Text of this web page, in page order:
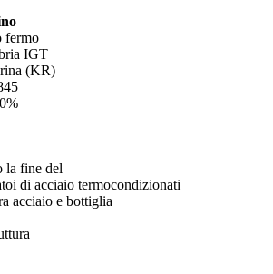
fermo
IGT
(KR)
la fine del
di acciaio termocondizionati
acciaio e bottiglia